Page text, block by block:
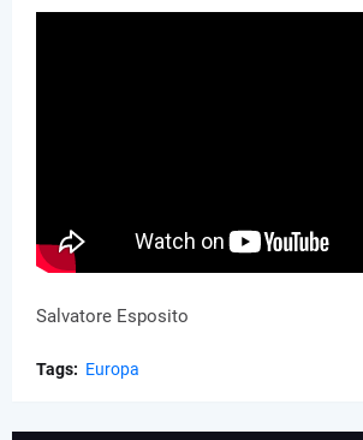
Salvatore Esposito
Tags: Europa